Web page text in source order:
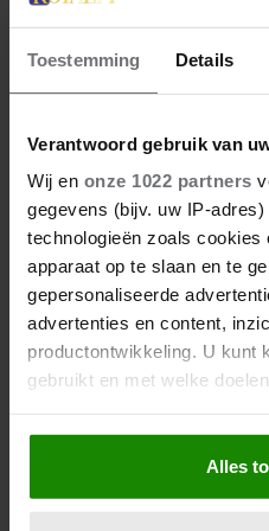
Toestemming Details
Verantwoord gebruik van
Wij en onze 1022 partners
gegevens (bijv. uw IP-
technologieën zoals cookies
apparaat op te slaan en te
gepersonaliseerde
advertenties en content,
productontwikkeling. U kunt
gebruikt en met welke
Als u het toestaat, willen we
Informatie
locatie, die tot een paar
Alles
30 januari 2026
KONINGIN
ABDULLAHS
MET LIEVE FOTO
Feest in Jordanië: koning
verjaardag. Echtgenote